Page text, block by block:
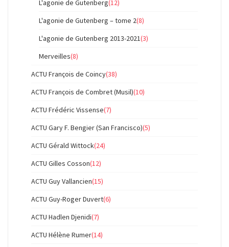
L'agonie de Gutenberg(12)
L'agonie de Gutenberg – tome 2(8)
L'agonie de Gutenberg 2013-2021(3)
Merveilles(8)
ACTU François de Coincy(38)
ACTU François de Combret (Musil)(10)
ACTU Frédéric Vissense(7)
ACTU Gary F. Bengier (San Francisco)(5)
ACTU Gérald Wittock(24)
ACTU Gilles Cosson(12)
ACTU Guy Vallancien(15)
ACTU Guy-Roger Duvert(6)
ACTU Hadlen Djenidi(7)
ACTU Hélène Rumer(14)